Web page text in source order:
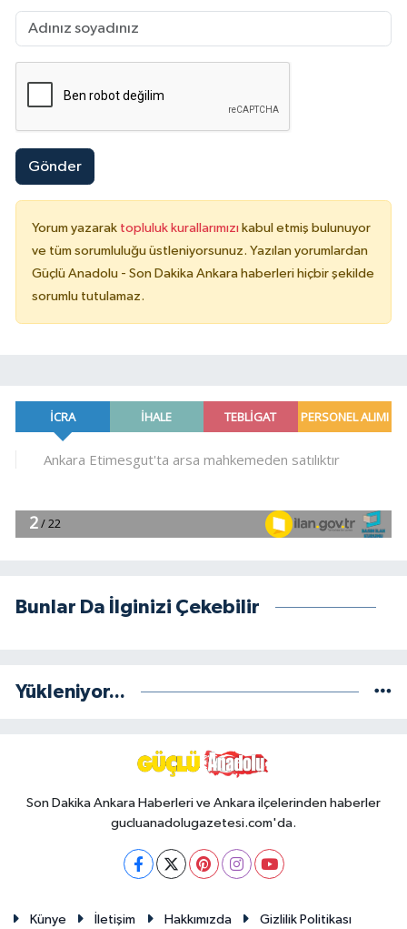
Gönder
Yorum yazarak topluluk kurallarımızı kabul etmiş bulunuyor
ve tüm sorumluluğu üstleniyorsunuz. Yazılan yorumlardan
Güçlü Anadolu - Son Dakika Ankara haberleri hiçbir şekilde
sorumlu tutulamaz.
Bunlar Da İlginizi Çekebilir
Yükleniyor...
Son Dakika Ankara Haberleri ve Ankara ilçelerinden haberler
gucluanadolugazetesi.com'da.
Künye İletişim Hakkımızda Gizlilik Politikası